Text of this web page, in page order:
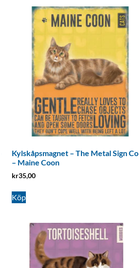
Kylskåpsmagnet – The Metal Sign Co
– Maine Coon
kr35,00
Köp